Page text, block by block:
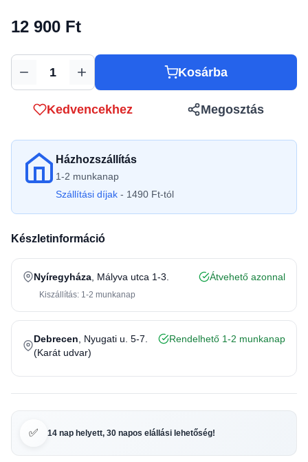
12 900 Ft
Mennyiség Kosárba
Kedvencekhez Megosztás
Házhozszállítás
1-2 munkanap
Szállítási díjak - 1490 Ft-tól
Készletinformáció
Nyíregyháza , Mályva utca 1-3. Átvehető azonnal
Kiszállítás: 1-2 munkanap
Debrecen , Nyugati u. 5-7.
(Karát udvar)
Rendelhető 1-2 munkanap
✅ 14 nap helyett, 30 napos elállási lehetőség!